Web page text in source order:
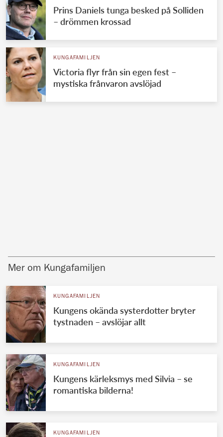
Prins Daniels tunga besked på Solliden
– drömmen krossad
KUNGAFAMILJEN
Victoria flyr från sin egen fest –
mystiska frånvaron avslöjad
Mer om Kungafamiljen
KUNGAFAMILJEN
Kungens okända systerdotter bryter
tystnaden – avslöjar allt
KUNGAFAMILJEN
Kungens kärleksmys med Silvia – se
romantiska bilderna!
KUNGAFAMILJEN